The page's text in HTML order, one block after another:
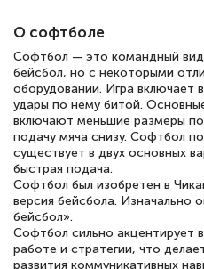
О софтболе
Софтбол — это командный
бейсбол, но с некоторыми
оборудовании. Игра включает
удары по нему битой.
включают меньшие размеры
подачу мяча снизу. Софтбол
существует в двух основных
быстрая подача.
Софтбол был изобретен в
версия бейсбола. Изначально
бейсбол».
Софтбол сильно акцентирует
работе и стратегии, что
развития коммуникативных